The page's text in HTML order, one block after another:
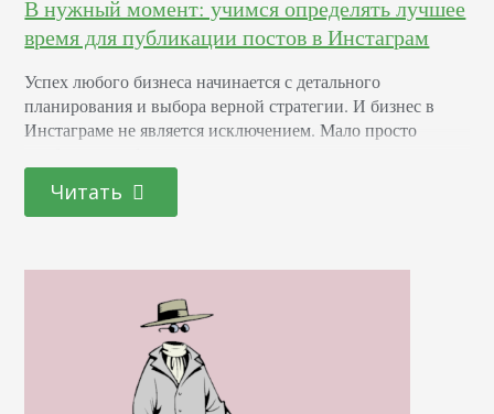
В нужный момент: учимся определять лучшее
время для публикации постов в Инстаграм
Успех любого бизнеса начинается с детального
планирования и выбора верной стратегии. И бизнес в
Инстаграме не является исключением. Мало просто
написать хороший текст, чтобы заручиться доверием
подписчиков. Нужно хорошо знать свою аудиторию, ее
другой статье, а в этой я…
Читать